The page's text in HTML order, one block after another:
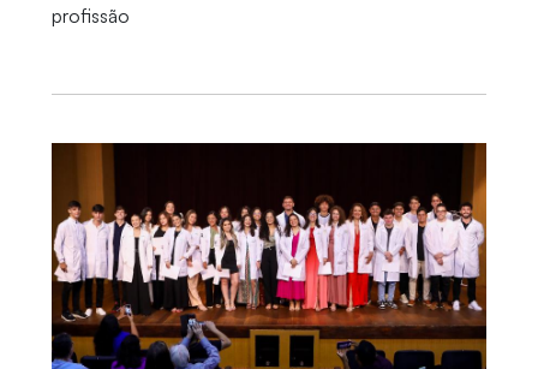
profissão